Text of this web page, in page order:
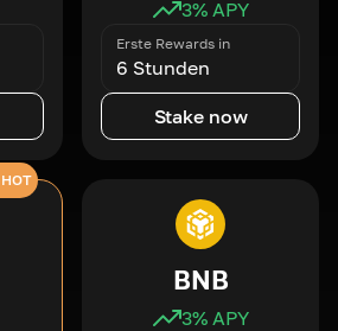
3% APY
Erste Rewards in
6 Stunden
Stake now
HOT
BNB
3% APY